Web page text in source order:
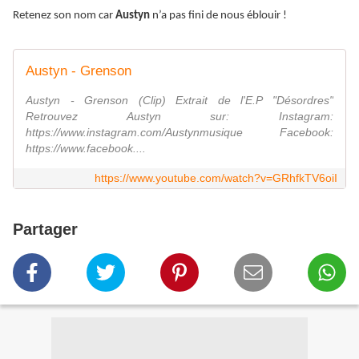
Retenez son nom car Austyn n’a pas fini de nous éblouir !
Austyn - Grenson
Austyn - Grenson (Clip) Extrait de l'E.P "Désordres"
Retrouvez Austyn sur: Instagram:
https://www.instagram.com/Austynmusique Facebook:
https://www.facebook....
https://www.youtube.com/watch?v=GRhfkTV6oiI
Partager